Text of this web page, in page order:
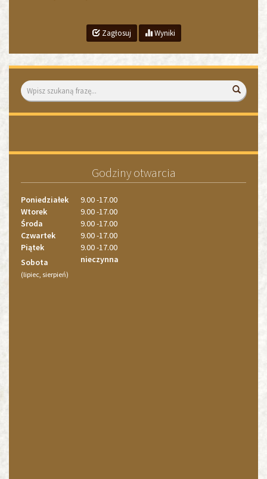
Zagłosuj Wyniki
Wyszukiwarka
4
Godziny otwarcia
Poniedziałek
9.00 -17.00
Wtorek
9.00 -17.00
Środa
9.00 -17.00
Czwartek
9.00 -17.00
Piątek
9.00 -17.00
Sobota
(lipiec, sierpień)
nieczynna